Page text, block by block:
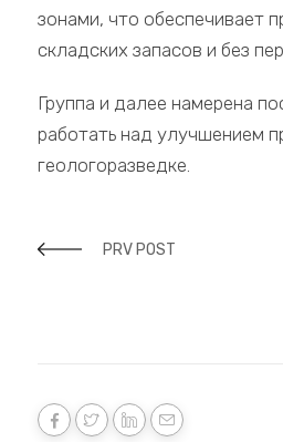
зонами, что обеспечивает
складских запасов и без
Группа и далее намерена
работать над улучшением
геологоразведке.
PRV POST